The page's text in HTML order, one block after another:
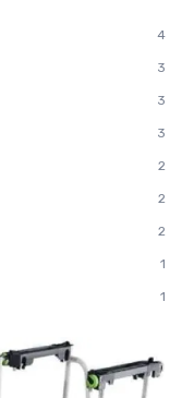
4
3
3
3
2
2
2
1
1